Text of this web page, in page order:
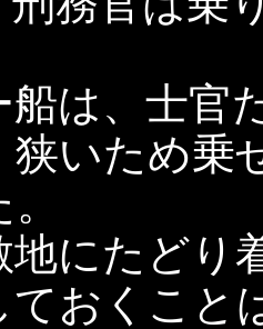
は、士官
狭いため乗
地にたどり
ておくこと